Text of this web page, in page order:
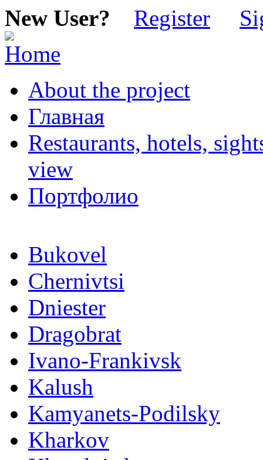
New User? Register
About the project
Главная
Restaurants, hotels,
view
Портфолио
Bukovel
Chernivtsi
Dniester
Dragobrat
Ivano-Frankivsk
Kalush
Kamyanets-Podilsky
Kharkov